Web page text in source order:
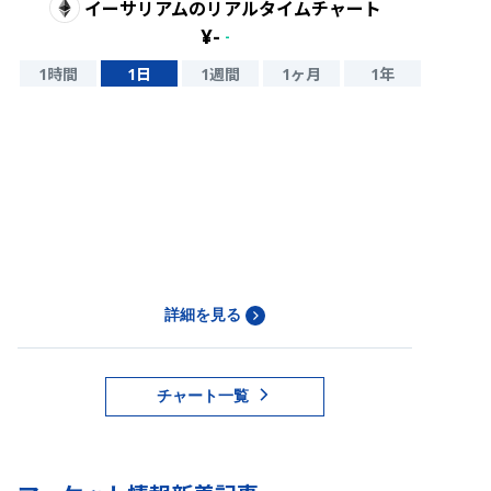
イーサリアムのリアルタイムチャート
¥- -
1時間 1日 1週間 1ヶ月 1年
詳細を見る
チャート一覧